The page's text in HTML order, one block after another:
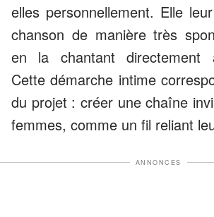
elles personnellement. Elle
chanson de manière très
en la chantant directement
Cette démarche intime
du projet : créer une chaîne
femmes, comme un fil reliant
ANNONCES